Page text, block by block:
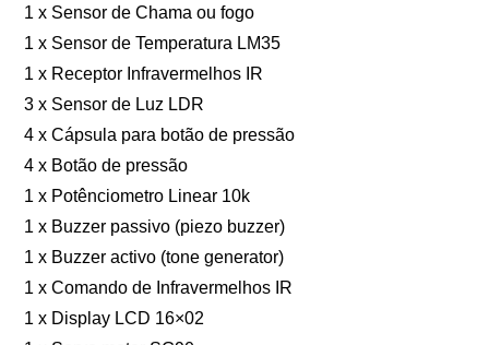
1 x Sensor de Chama ou fogo
1 x Sensor de Temperatura LM35
1 x Receptor Infravermelhos IR
3 x Sensor de Luz LDR
4 x Cápsula para botão de pressão
4 x Botão de pressão
1 x Potênciometro Linear 10k
1 x Buzzer passivo (piezo buzzer)
1 x Buzzer activo (tone generator)
1 x Comando de Infravermelhos IR
1 x Display LCD 16×02